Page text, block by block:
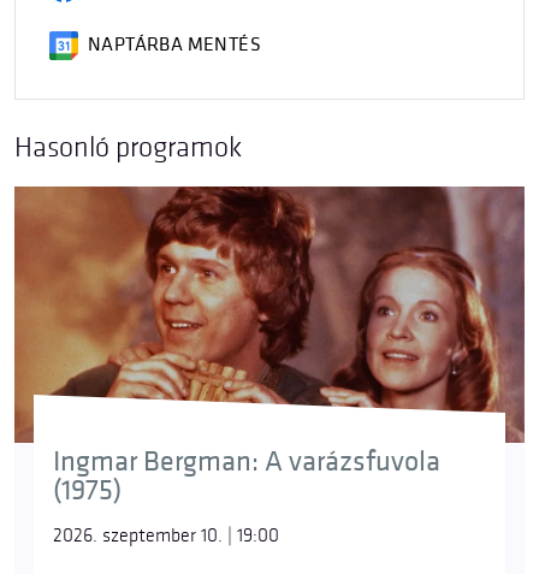
NAPTÁRBA MENTÉS
Hasonló programok
Ingmar Bergman: A varázsfuvola
(1975)
2026. szeptember 10. | 19:00